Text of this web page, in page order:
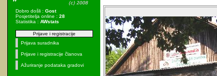
Dobro došli : Gost
Posjetitelja online : 28
Statistika : AWstats
Prijave i registracije
Prijava suradnika
Prijave i registracije članova
Ažuriranje podataka gradovi